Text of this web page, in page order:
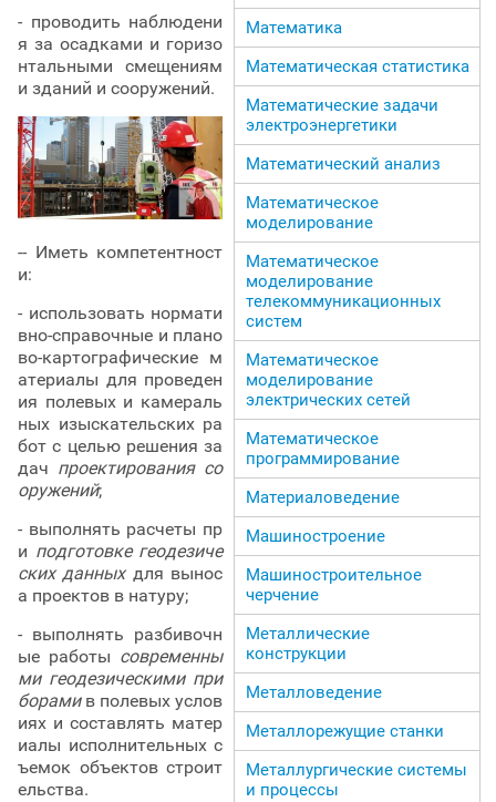
- проводить наблюдени
я за осадками и горизо
нтальными смещениям
и зданий и сооружений.
-- Иметь компетентност
и:
- использовать нормати
вно-справочные и плано
во-картографические м
атериалы для проведен
ия полевых и камераль
ных изыскательских ра
бот с целью решения за
дач проектирования со
оружений;
- выполнять расчеты пр
и подготовке геодезиче
ских данныхдля вынос
а проектов в натуру;
- выполнять разбивочн
ые работы современны
ми геодезическими при
борами в полевых услов
иях и составлять матер
иалы исполнительных с
ъемок объектов строит
ельства.
Математика
Математическая статистика
Математические задачи
электроэнергетики
Математический анализ
Математическое
моделирование
Математическое
моделирование
телекоммуникационных
систем
Математическое
моделирование
электрических сетей
Математическое
программирование
Материаловедение
Машиностроение
Машиностроительное
черчение
Металлические
конструкции
Металловедение
Металлорежущие станки
Металлургические системы
и процессы